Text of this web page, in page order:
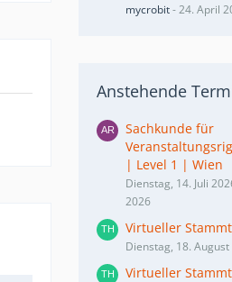
mycrobit-24. April
Anstehende
Sachkunde für
| Level 1 | Wien
Dienstag, 14. Juli
2026
Virtueller
Dienstag, 18.
Virtueller